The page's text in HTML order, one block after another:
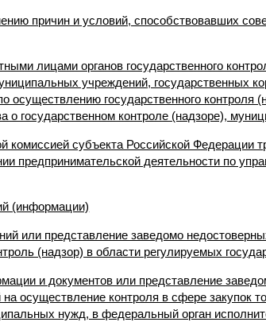
причин и условий, способствовавших
лицами органов государственного
учреждений, государственных
осуществлению государственного контроля
о государственном контроле (надзоре),
комиссией субъекта Российской Федерации
предпринимательской деятельности по
(информации)
или представление заведомо
(надзор) в области регулируемых
и документов или представление
осуществление контроля в сфере закупок
нужд, в федеральный орган